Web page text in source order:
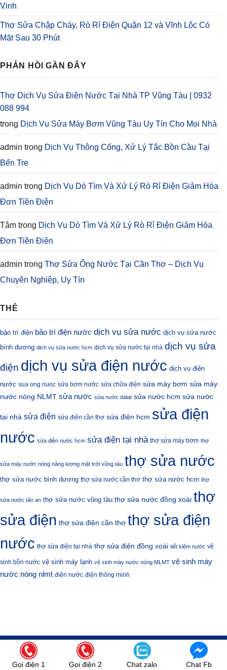
Vinh
Thợ Sửa Chập Cháy, Rò Rỉ Điện Quận 12 và Vĩnh Lộc Có
Mặt Sau 30 Phút
PHẢN HỒI GẦN ĐÂY
Thợ Dịch Vụ Sửa Điện Nước Tại Nhà TP Vũng Tàu | 0932
088 994
trong Dịch Vụ Sửa Máy Bơm Vũng Tàu Uy Tín Cho Mọi Nhà
admin trong Dịch Vụ Thông Cống, Xử Lý Tắc Bồn Cầu Tại
Bến Tre
admin trong Dịch Vụ Dò Tìm Và Xử Lý Rò Rỉ Điện Giảm Hóa
Đơn Tiền Điện
Tâm trong Dịch Vụ Dò Tìm Và Xử Lý Rò Rỉ Điện Giảm Hóa
Đơn Tiền Điện
admin trong Thợ Sửa Ống Nước Tại Cần Thơ – Dịch Vụ
Chuyên Nghiệp, Uy Tín
THẺ
bảo trì điện bảo trì điện nước dịch vụ sửa nước dịch vụ sửa nước
bình dương dịch vụ sửa nước hcm dịch vụ sửa nước tại nhà dịch vụ sửa
điện dịch vụ sửa điện nước dịch vụ điện
nước sua ong nuoc sửa bơm nước sửa chữa điện sửa máy bơm sửa máy
nước nóng NLMT sửa nước sửa nước dalat sửa nước hcm sửa nước
tại nhà sửa điện sửa điện cần thơ sửa điện hcm sửa điện
nước sửa điện nước hcm sửa điện tại nhà thợ sửa máy bơm thợ
sửa máy nước nóng năng lượng mặt trời vũng tàu thợ sửa nước
thợ sửa nước bình dương thợ sửa nước cần thơ thợ sửa nước hcm thợ
sửa nước tân an thợ sửa nước vũng tàu thợ sửa nước đồng xoài thợ
sửa điện thợ sửa điện cần thơ thợ sửa điện
nước thợ sửa điện tại nhà thợ sửa điện đồng xoài tiết kiệm nước vệ
sinh bồn nước vệ sinh máy lạnh vệ sinh máy nước nóng MLMT vệ sinh máy
nước nóng nlmt điện nước điện thông minh
CÔNG TY TNHH THIẾT BỊ CƠ ĐIỆN SƠN
HÀ PHỐ
Gọi điện 1 Gọi điện 2 Chat zalo Chat Fb